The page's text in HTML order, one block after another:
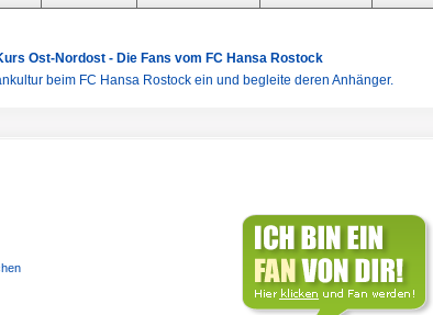
Ost-Nordost - Die Fans vom FC Hansa Rostock
beim FC Hansa Rostock ein und begleite deren Anhänger.